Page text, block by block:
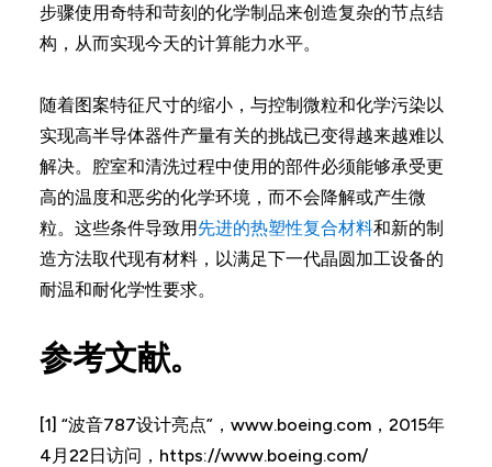
步骤使用奇特和苛刻的化学制品来创造复杂的节点结
构，从而实现今天的计算能力水平。
随着图案特征尺寸的缩小，与控制微粒和化学污染以
实现高半导体器件产量有关的挑战已变得越来越难以
解决。腔室和清洗过程中使用的部件必须能够承受更
高的温度和恶劣的化学环境，而不会降解或产生微
粒。这些条件导致用先进的热塑性复合材料和新的制
造方法取代现有材料，以满足下一代晶圆加工设备的
耐温和耐化学性要求。
参考文献。
[1] “波音787设计亮点”，www.boeing.com，2015年
4月22日访问，https://www.boeing.com/